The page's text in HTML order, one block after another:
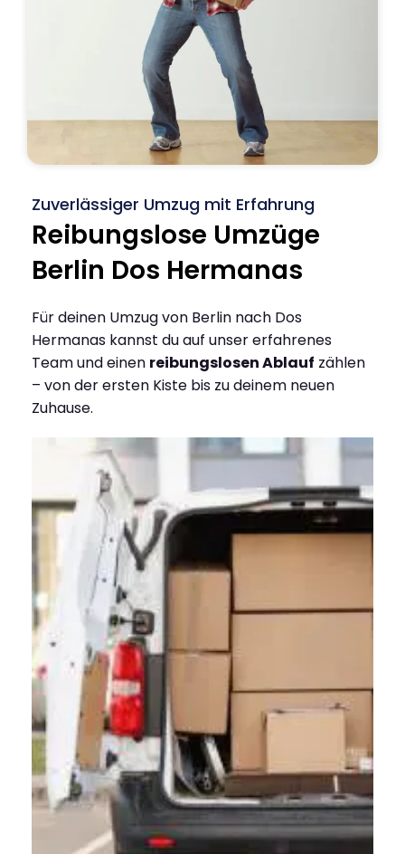
Zuverlässiger Umzug mit Erfahrung
Reibungslose Umzüge
Berlin Dos Hermanas
Für deinen Umzug von Berlin nach Dos
Hermanas kannst du auf unser erfahrenes
Team und einen reibungslosen Ablauf zählen
– von der ersten Kiste bis zu deinem neuen
Zuhause.